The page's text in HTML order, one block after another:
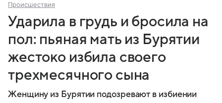
Происшествия
Ударила в грудь и бросила на
пол: пьяная мать из Бурятии
жестоко избила своего
трехмесячного сына
Женщину из Бурятии подозревают в избиении